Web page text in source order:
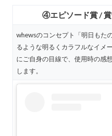
④エピソード賞 / 賞
whewsのコンセプト「明日もた
るような明るくカラフルなイメ
にご自身の目線で、使用時の感
します。